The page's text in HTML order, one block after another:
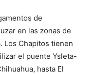
de
en las zonas de
Los Chapitos tienen
el puente Ysleta-
hasta El